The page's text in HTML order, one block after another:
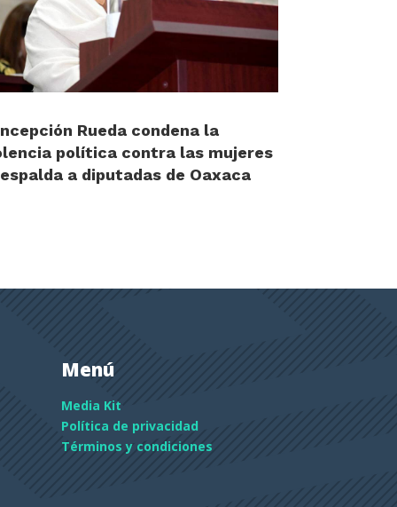
Rueda condena la
política contra las mujeres
a diputadas de Oaxaca
Menú
Media Kit
Política de privacidad
Términos y condiciones